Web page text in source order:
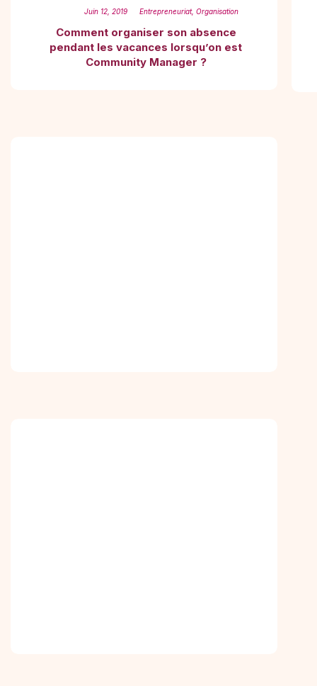
Comment organiser son absence
pendant les vacances lorsqu’on est
Community Manager ?
Juin 12, 2019 Entrepreneuriat, Organisation